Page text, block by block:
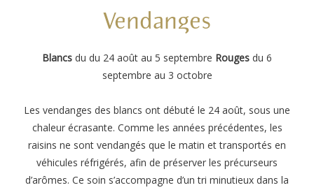
Vendanges
Blancs du du 24 août au 5 septembre Rouges du 6
septembre au 3 octobre
Les vendanges des blancs ont débuté le 24 août, sous une
chaleur écrasante. Comme les années précédentes, les
raisins ne sont vendangés que le matin et transportés en
véhicules réfrigérés, afin de préserver les précurseurs
d’arômes. Ce soin s’accompagne d’un tri minutieux dans la